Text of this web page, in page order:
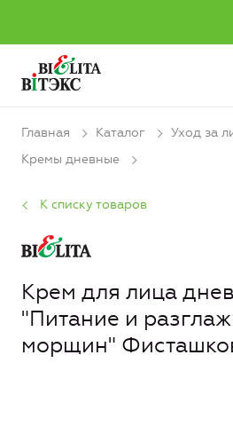
Главная Каталог
Уход за
Кремы дневные
К списку товаров
Крем для лица
"Питание и
морщин"